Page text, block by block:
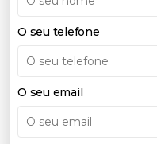
O seu telefone
O seu email